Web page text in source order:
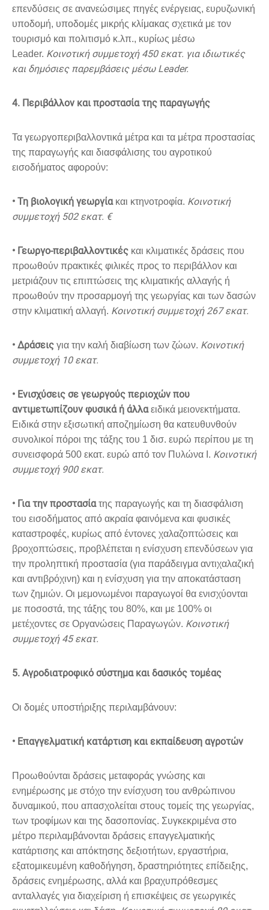
επενδύσεις σε ανανεώσιμες πηγές ενέργειας, ευρυζωνική
υποδομή, υποδομές μικρής κλίμακας σχετικά με τον
τουρισμό και πολιτισμό κ.λπ., κυρίως μέσω
Leader. Κοινοτική συμμετοχή 450 εκατ. για ιδιωτικές
και δημόσιες παρεμβάσεις μέσω Leader.
4. Περιβάλλον και προστασία της παραγωγής
Τα γεωργοπεριβαλλοντικά μέτρα και τα μέτρα προστασίας
της παραγωγής και διασφάλισης του αγροτικού
εισοδήματος αφορούν:
• Τη βιολογική γεωργίακαι κτηνοτροφία. Kοινοτική
συμμετοχή 502 εκατ. €
• Γεωργο-περιβαλλοντικές και κλιματικές δράσεις που
προωθούν πρακτικές φιλικές προς το περιβάλλον και
μετριάζουν τις επιπτώσεις της κλιματικής αλλαγής ή
προωθούν την προσαρμογή της γεωργίας και των δασών
στην κλιματική αλλαγή. Κοινοτική συμμετοχή 267 εκατ.
• Δράσεις για την καλή διαβίωση των ζώων. Κοινοτική
συμμετοχή 10 εκατ.
• Ενισχύσεις σε γεωργούς περιοχών που
αντιμετωπίζουν φυσικά ή άλλαειδικά μειονεκτήματα.
Ειδικά στην εξισωτική αποζημίωση θα κατευθυνθούν
συνολικοί πόροι της τάξης του 1 δισ. ευρώ περίπου με τη
συνεισφορά 500 εκατ. ευρώ από τον Πυλώνα Ι. Κοινοτική
συμμετοχή 900 εκατ.
• Για την προστασίατης παραγωγής και τη διασφάλιση
του εισοδήματος από ακραία φαινόμενα και φυσικές
καταστροφές, κυρίως από έντονες χαλαζοπτώσεις και
βροχοπτώσεις, προβλέπεται η ενίσχυση επενδύσεων για
την προληπτική προστασία (για παράδειγμα αντιχαλαζική
και αντιβρόχινη) και η ενίσχυση για την αποκατάσταση
των ζημιών. Οι μεμονωμένοι παραγωγοί θα ενισχύονται
με ποσοστά, της τάξης του 80%, και με 100% οι
μετέχοντες σε Οργανώσεις Παραγωγών. Κοινοτική
συμμετοχή 45 εκατ.
5. Αγροδιατροφικό σύστημα και δασικός τομέας
Οι δομές υποστήριξης περιλαμβάνουν:
• Επαγγελματική κατάρτιση και εκπαίδευση αγροτών
Προωθούνται δράσεις μεταφοράς γνώσης και
ενημέρωσης με στόχο την ενίσχυση του ανθρώπινου
δυναμικού, που απασχολείται στους τομείς της γεωργίας,
των τροφίμων και της δασοπονίας. Συγκεκριμένα στο
μέτρο περιλαμβάνονται δράσεις επαγγελματικής
κατάρτισης και απόκτησης δεξιοτήτων, εργαστήρια,
εξατομικευμένη καθοδήγηση, δραστηριότητες επίδειξης,
δράσεις ενημέρωσης, αλλά και βραχυπρόθεσμες
ανταλλαγές για διαχείριση ή επισκέψεις σε γεωργικές